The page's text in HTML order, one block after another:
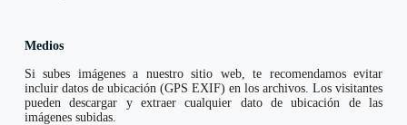
Medios
Si subes imágenes a nuestro sitio web, te recomendamos evitar
incluir datos de ubicación (GPS EXIF) en los archivos. Los visitantes
pueden descargar y extraer cualquier dato de ubicación de las
imágenes subidas.